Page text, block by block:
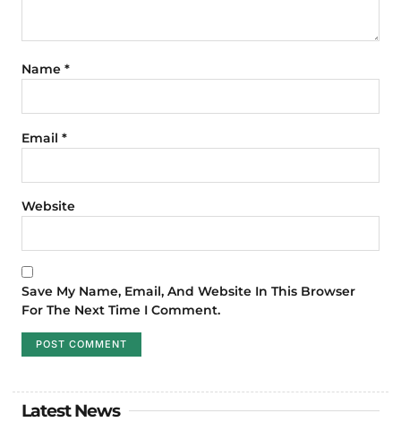
Name *
Email *
Website
Save My Name, Email, And Website In This Browser
For The Next Time I Comment.
Latest News